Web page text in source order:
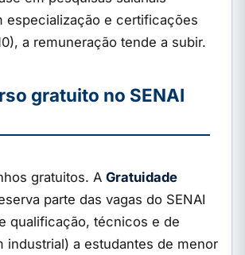
especialização e certificações
a remuneração tende a subir.
gratuito no SENAI
gratuitos. A Gratuidade
parte das vagas do SENAI
qualificação, técnicos e de
industrial) a estudantes de menor